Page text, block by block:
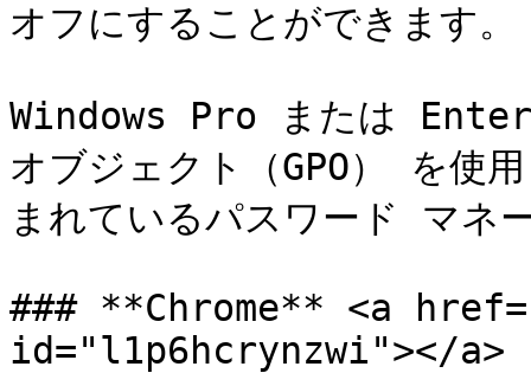
オフにすることができます。
Windows Pro または
オブジェクト（GPO） を使
まれているパスワード マネ
### **Chrome** <a
id="l1p6hcrynzwi"></a>